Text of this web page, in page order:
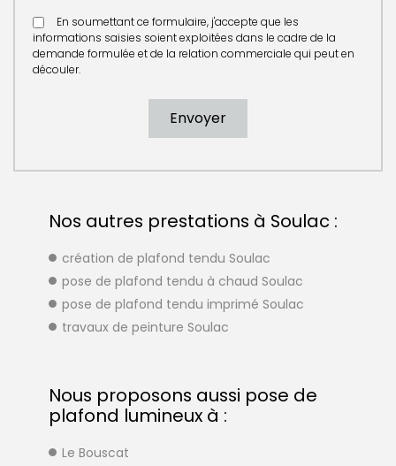
En soumettant ce formulaire, j'accepte que les
informations saisies soient exploitées dans le cadre de la
demande formulée et de la relation commerciale qui peut en
découler.
Nos autres prestations à Soulac :
création de plafond tendu Soulac
pose de plafond tendu à chaud Soulac
pose de plafond tendu imprimé Soulac
travaux de peinture Soulac
Nous proposons aussi pose de
plafond lumineux à :
Le Bouscat